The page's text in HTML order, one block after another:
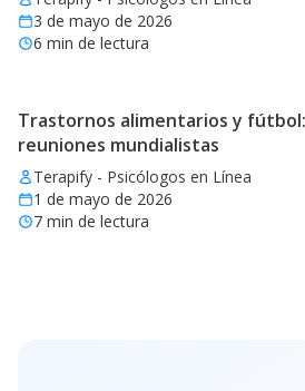
3 de mayo de 2026
6 min de lectura
Trastornos alimentarios y
reuniones mundialistas
Terapify - Psicólogos en Línea
1 de mayo de 2026
7 min de lectura